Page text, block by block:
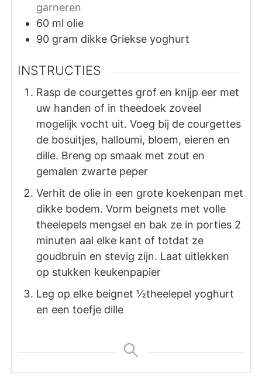
garneren
60 ml olie
90 gram dikke Griekse yoghurt
INSTRUCTIES
Rasp de courgettes grof en knijp eer met
uw handen of in theedoek zoveel
mogelijk vocht uit. Voeg bij de courgettes
de bosuitjes, halloumi, bloem, eieren en
dille. Breng op smaak met zout en
gemalen zwarte peper
Verhit de olie in een grote koekenpan met
dikke bodem. Vorm beignets met volle
theelepels mengsel en bak ze in porties 2
minuten aal elke kant of totdat ze
goudbruin en stevig zijn. Laat uitlekken
op stukken keukenpapier
Leg op elke beignet ½theelepel yoghurt
en een toefje dille